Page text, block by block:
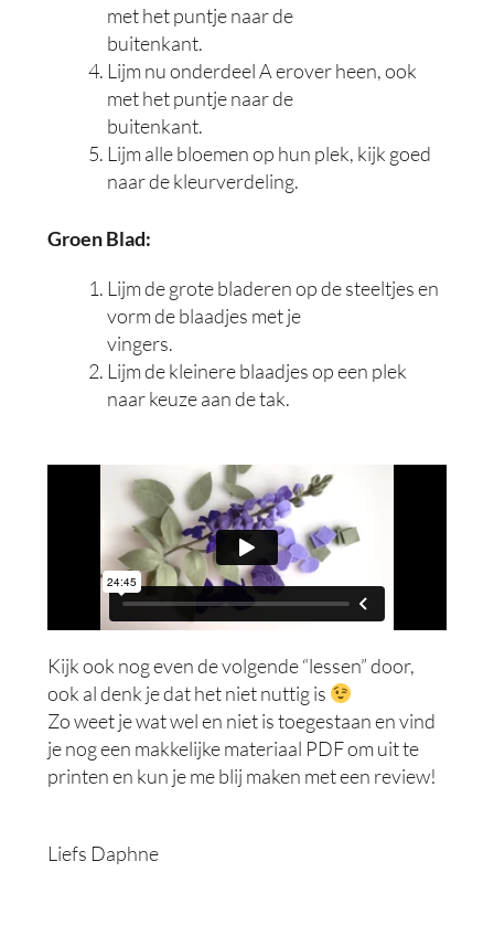
met het puntje naar de
buitenkant.
Lijm nu onderdeel A erover heen, ook
met het puntje naar de
buitenkant.
Lijm alle bloemen op hun plek, kijk goed
naar de kleurverdeling.
Groen Blad:
Lijm de grote bladeren op de steeltjes en
vorm de blaadjes met je
vingers.
Lijm de kleinere blaadjes op een plek
naar keuze aan de tak.
Kijk ook nog even de volgende “lessen” door,
ook al denk je dat het niet nuttig is
Zo weet je wat wel en niet is toegestaan en vind
je nog een makkelijke materiaal PDF om uit te
printen en kun je me blij maken met een review!
Liefs Daphne